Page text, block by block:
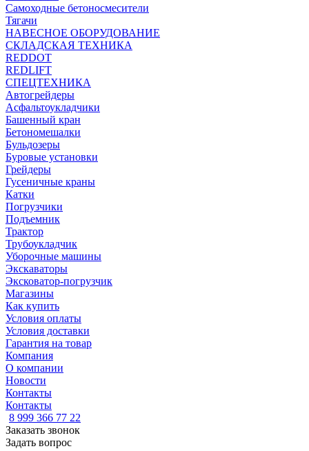
Самоходные бетоносмесители
Тягачи
НАВЕСНОЕ ОБОРУДОВАНИЕ
СКЛАДСКАЯ ТЕХНИКА
REDDOT
REDLIFT
СПЕЦТЕХНИКА
Автогрейдеры
Асфальтоукладчики
Башенный кран
Бетономешалки
Бульдозеры
Буровые установки
Грейдеры
Гусеничные краны
Катки
Погрузчики
Подъемник
Трактор
Трубоукладчик
Уборочные машины
Экскаваторы
Эксковатор-погрузчик
Магазины
Как купить
Условия оплаты
Условия доставки
Гарантия на товар
Компания
О компании
Новости
Контакты
Контакты
8 999 366 77 22
Заказать звонок
Задать вопрос